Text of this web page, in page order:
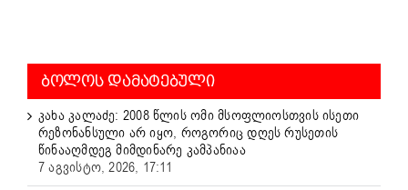
ᲑᲝᲚᲝᲡ ᲓᲐᲛᲐᲢᲔᲑᲣᲚᲘ
კახა კალაძე: 2008 წლის ომი მსოფლიოსთვის ისეთი
რეზონანსული არ იყო, როგორიც დღეს რუსეთის
წინააღმდეგ მიმდინარე კამპანიაა
7 აგვისტო, 2026, 17:11